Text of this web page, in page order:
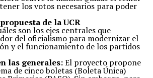
los votos necesarios para poder
de la UCR
son los ejes centrales que
del oficialismo para modernizar el
y el funcionamiento de los partidos
las generales:El proyecto propone
de cinco boletas (Boleta Única)